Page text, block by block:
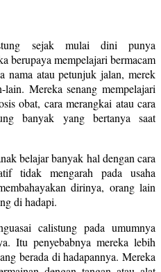
sejak mulai dini punya
berupaya mempelajari bermacam
nama atau petunjuk jalan, merek
Mereka senang mempelajari
obat, cara merangkai atau cara
banyak yang bertanya saat
belajar banyak hal dengan cara
tidak mengarah pada usaha
dirinya, orang lain
di hadapi.
calistung pada umumnya
Itu penyebabnya mereka lebih
berada di hadapannya. Mereka